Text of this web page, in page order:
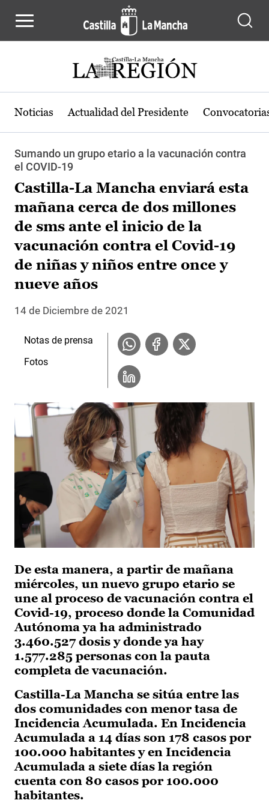
Noticias Actualidad del Presidente
Sumando un grupo etario a la vacunación contra
el COVID-19
Castilla-La Mancha enviará esta
mañana cerca de dos millones
de sms ante el inicio de la
vacunación contra el Covid-19
de niñas y niños entre once y
nueve años
14 de Diciembre de 2021
De esta manera, a partir de mañana
miércoles, un nuevo grupo etario se
une al proceso de vacunación contra el
Covid-19, proceso donde la Comunidad
Autónoma ya ha administrado
3.460.527 dosis y donde ya hay
1.577.285 personas con la pauta
completa de vacunación.
Castilla-La Mancha se sitúa entre las
dos comunidades con menor tasa de
Incidencia Acumulada. En Incidencia
Acumulada a 14 días son 178 casos por
100.000 habitantes y en Incidencia
Acumulada a siete días la región
cuenta con 80 casos por 100.000
habitantes.
Notas de prensa
Fotos